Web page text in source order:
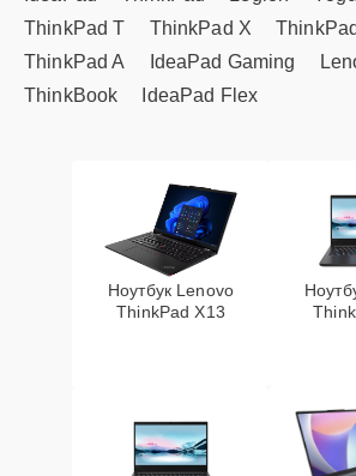
ThinkPad T
ThinkPad X
ThinkPad A
IdeaPad Gaming
ThinkBook
IdeaPad Flex
Ноутбук Lenovo
ThinkPad X13